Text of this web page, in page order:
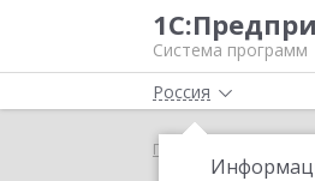
Система программ
Россия
Главная